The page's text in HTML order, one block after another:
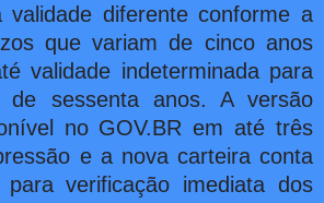
validade diferente conforme a
que variam de cinco anos
validade indeterminada para
de sessenta anos. A versão
no GOV.BR em até três
e a nova carteira conta
verificação imediata dos